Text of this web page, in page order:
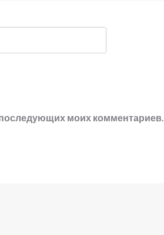
последующих моих комментариев.